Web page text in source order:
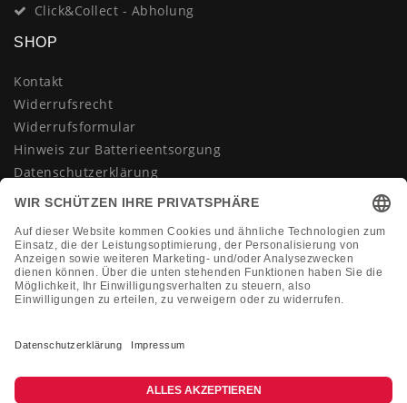
Click&Collect - Abholung
SHOP
Kontakt
Widerrufsrecht
Widerrufsformular
Hinweis zur Batterieentsorgung
Datenschutzerklärung
AGB
Vertrag widerrufen
KONTAKT
+49 (0)2133 210433
shop@dienadel.de
Kieler Str. 18 - 41540 Dormagen